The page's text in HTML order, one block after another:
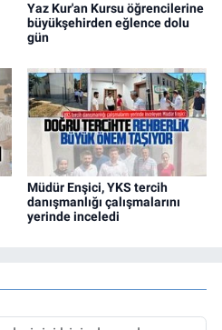
Yaz Kur'an Kursu öğrencilerine
büyükşehirden eğlence dolu
gün
Müdür Enşici, YKS tercih
danışmanlığı çalışmalarını
yerinde inceledi